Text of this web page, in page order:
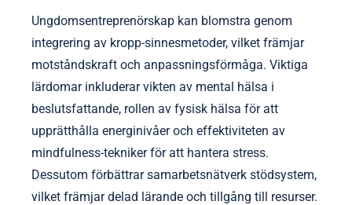
Ungdomsentreprenörskap kan blomstra genom
integrering av kropp-sinnesmetoder, vilket främjar
motståndskraft och anpassningsförmåga. Viktiga
lärdomar inkluderar vikten av mental hälsa i
beslutsfattande, rollen av fysisk hälsa för att
upprätthålla energinivåer och effektiviteten av
mindfulness-tekniker för att hantera stress.
Dessutom förbättrar samarbetsnätverk stödsystem,
vilket främjar delad lärande och tillgång till resurser.